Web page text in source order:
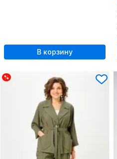
В корзину
%